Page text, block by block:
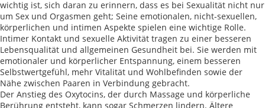
wichtig ist, sich daran zu erinnern, dass es bei Sexualität nicht nur
um Sex und Orgasmen geht; Seine emotionalen, nicht-sexuellen,
körperlichen und intimen Aspekte spielen eine wichtige Rolle.
Intimer Kontakt und sexuelle Aktivität tragen zu einer besseren
Lebensqualität und allgemeinen Gesundheit bei. Sie werden mit
emotionaler und körperlicher Entspannung, einem besseren
Selbstwertgefühl, mehr Vitalität und Wohlbefinden sowie der
Nähe zwischen Paaren in Verbindung gebracht.
Der Anstieg des Oxytocins, der durch Massage und körperliche
Berührung entsteht, kann sogar Schmerzen lindern. Ältere